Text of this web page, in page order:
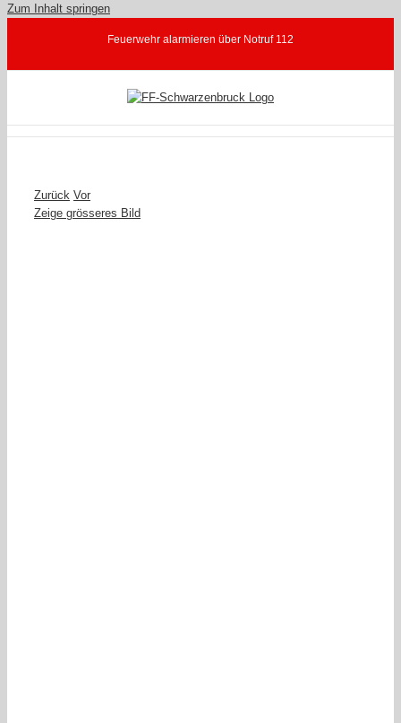
Zum Inhalt springen
Feuerwehr alarmieren über Notruf 112
Zurück Vor
Zeige grösseres Bild